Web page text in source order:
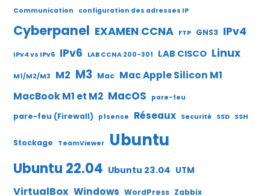
Communication
configuration des adresses IP
Cyberpanel EXAMEN CCNA FTP GNS3 IPv4
IPv4 vs IPv6 IPv6 LAB CCNA 200-301 LAB CISCO Linux
M1/M2/M3 M2 M3 Mac Mac Apple Silicon M1
MacBook M1 et M2 MacOS pare-feu
pare-feu (Firewall) pfsense Réseaux Securité SSD SSH
Stockage TeamViewer Ubuntu
Ubuntu 22.04 Ubuntu 23.04 UTM
VirtualBox Windows WordPress Zabbix